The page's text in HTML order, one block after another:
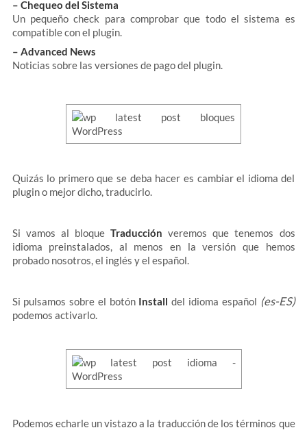
– Chequeo del Sistema
Un pequeño check para comprobar que todo el sistema es
compatible con el plugin.
– Advanced News
Noticias sobre las versiones de pago del plugin.
Quizás lo primero que se deba hacer es cambiar el idioma del
plugin o mejor dicho, traducirlo.
Si vamos al bloque Traducción veremos que tenemos dos
idioma preinstalados, al menos en la versión que hemos
probado nosotros, el inglés y el español.
Si pulsamos sobre el botón Install del idioma español (es-ES)
podemos activarlo.
Podemos echarle un vistazo a la traducción de los términos que